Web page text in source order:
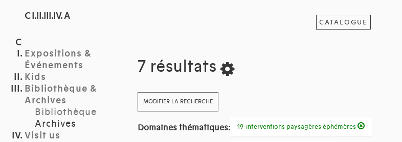
C I.II.III.IV. A
Expositions &
Événements
Kids
Bibliothèque &
Archives
Bibliothèque
Archives
Visit us
CATALOGUE
7 résultats
MODIFIER LA RECHERCHE
Domaines thématiques: 19-interventions paysagères éphémères